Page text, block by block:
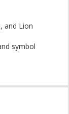
and Lion
symbol